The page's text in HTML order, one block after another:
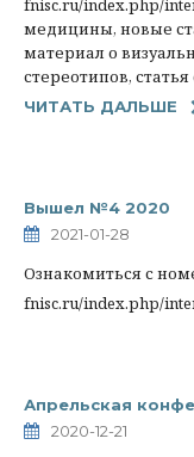
fnisc.ru/index.php/
медицины, новые
материал о
стереотипов,
ЧИТАТЬ ДАЛЬШЕ
Вышел №4 2020
2021-01-28
Ознакомиться с
fnisc.ru/index.php/
Апрельская
2020-12-21